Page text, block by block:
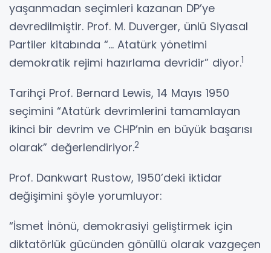
yaşanmadan seçimleri kazanan DP’ye
devredilmiştir. Prof. M. Duverger, ünlü Siyasal
Partiler kitabında “... Atatürk yönetimi
demokratik rejimi hazırlama devridir” diyor.1
Tarihçi Prof. Bernard Lewis, 14 Mayıs 1950
seçimini “Atatürk devrimlerini tamamlayan
ikinci bir devrim ve CHP’nin en büyük başarısı
olarak” değerlendiriyor.2
Prof. Dankwart Rustow, 1950’deki iktidar
değişimini şöyle yorumluyor:
“İsmet İnönü, demokrasiyi geliştirmek için
diktatörlük gücünden gönüllü olarak vazgeçen